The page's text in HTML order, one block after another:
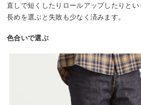
直しで短くしたりロールアップしたりとい
長めを選ぶと失敗も少なく済みます。
色合いで選ぶ